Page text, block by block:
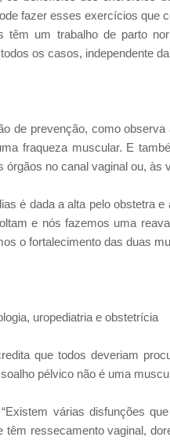
fazer esses exercícios
têm um trabalho de parto
os casos, independente
de prevenção, como
fraqueza muscular. E
no canal vaginal ou, às
é dada a alta pelo obstetra
e nós fazemos uma
o fortalecimento das duas
uropediatria e obstetrícia
que todos deveriam
pélvico não é uma
várias disfunções
têm ressecamento vaginal,